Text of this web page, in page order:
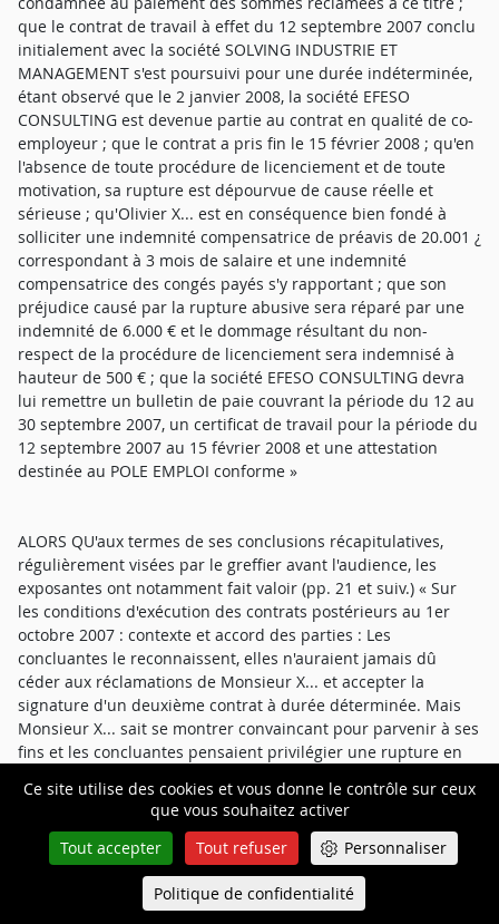
Ce site utilise des cookies et vous donne le contrôle sur ceux
que vous souhaitez activer
Tout accepter
Tout refuser Personnaliser
Politique de confidentialité
que le contrat de travail à effet du 12 septembre 2007 conclu
initialement avec la société SOLVING INDUSTRIE ET
MANAGEMENT s'est poursuivi pour une durée indéterminée,
étant observé que le 2 janvier 2008, la société EFESO
CONSULTING est devenue partie au contrat en qualité de co-
employeur ; que le contrat a pris fin le 15 février 2008 ; qu'en
l'absence de toute procédure de licenciement et de toute
motivation, sa rupture est dépourvue de cause réelle et
sérieuse ; qu'Olivier X... est en conséquence bien fondé à
solliciter une indemnité compensatrice de préavis de 20.001 ¿
correspondant à 3 mois de salaire et une indemnité
compensatrice des congés payés s'y rapportant ; que son
préjudice causé par la rupture abusive sera réparé par une
indemnité de 6.000 € et le dommage résultant du non-
respect de la procédure de licenciement sera indemnisé à
hauteur de 500 € ; que la société EFESO CONSULTING devra
lui remettre un bulletin de paie couvrant la période du 12 au
30 septembre 2007, un certificat de travail pour la période du
12 septembre 2007 au 15 février 2008 et une attestation
destinée au POLE EMPLOI conforme »
ALORS QU'aux termes de ses conclusions récapitulatives,
régulièrement visées par le greffier avant l'audience, les
exposantes ont notamment fait valoir (pp. 21 et suiv.) « Sur
les conditions d'exécution des contrats postérieurs au 1er
octobre 2007 : contexte et accord des parties : Les
concluantes le reconnaissent, elles n'auraient jamais dû
céder aux réclamations de Monsieur X... et accepter la
signature d'un deuxième contrat à durée déterminée. Mais
Monsieur X... sait se montrer convaincant pour parvenir à ses
fins et les concluantes pensaient privilégier une rupture en
recherchée par tout employeur soucieux du devenir de ses
salariés. C'est dans ce contexte que les concluantes ont
accepté de satisfaire aux demandes de Monsieur X..., à savoir
de lui « offrir » : 1/ un contrat de travail de 6 semaines avec la
société EFESO CONSULTING. Dans le cadre d'un
accroissement temporaire d'activité la société EFESO
Queue-Fair